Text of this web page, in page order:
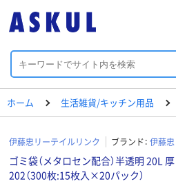
ホーム 生活雑貨/キッチン用品
伊藤忠リーテイルリンク ブランド： 伊藤
ゴミ袋（メタロセン配合）半透明 20L
202（300枚:15枚入×20パック）